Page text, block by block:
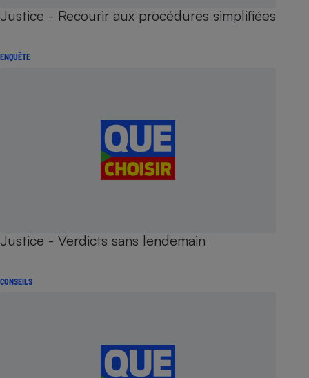
Justice - Recourir aux procédures simplifiées
ENQUÊTE
Justice - Verdicts sans lendemain
CONSEILS